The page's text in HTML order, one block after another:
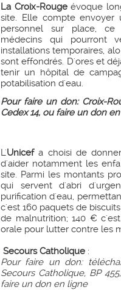
La Croix-Rougeévoque
site. Elle compte
personnel sur place, ce
médecins qui pourront
installations temporaires,
sont effondrés. D'ores et
tenir un hôpital de
potabilisation d'eau.
Pour faire un don: Croix-
Cedex 14, ou faire un don
L'Unicefa choisi de
d'aider notamment les
site. Parmi les montants
qui servent d'abri
purification d'eau,
c'est 160 paquets de
de malnutrition; 140 €
orale pour lutter contre les
Secours Catholique :
Pour faire un don:
Secours Catholique, BP
faire un don en ligne